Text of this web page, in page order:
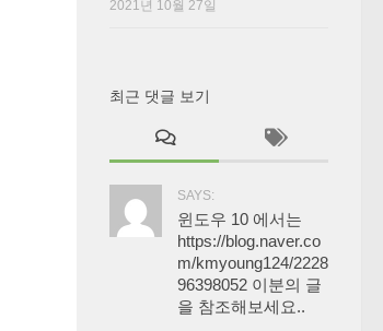
2021년 10월 27일
최근 댓글 보기
SAYS:
윈도우 10 에서는
https://blog.naver.co
m/kmyoung124/2228
96398052 이분의 글
을 참조해보세요..